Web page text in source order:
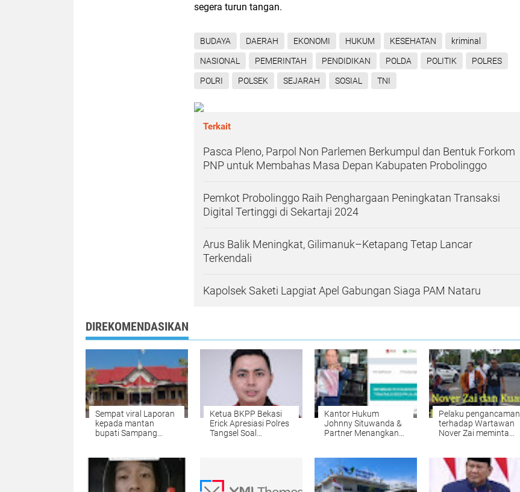
segera turun tangan.
BUDAYA DAERAH EKONOMI HUKUM KESEHATAN kriminal
NASIONAL PEMERINTAH PENDIDIKAN POLDA POLITIK POLRES
POLRI POLSEK SEJARAH SOSIAL TNI
Terkait
Pasca Pleno, Parpol Non Parlemen Berkumpul dan Bentuk Forkom
PNP untuk Membahas Masa Depan Kabupaten Probolinggo
Pemkot Probolinggo Raih Penghargaan Peningkatan Transaksi
Digital Tertinggi di Sekartaji 2024
Arus Balik Meningkat, Gilimanuk–Ketapang Tetap Lancar
Terkendali
Kapolsek Saketi Lapgiat Apel Gabungan Siaga PAM Nataru
DIREKOMENDASIKAN
Sempat viral Laporan
kepada mantan
bupati Sampang
Ketua BKPP Bekasi
Erick Apresiasi Polres
Tangsel Soal
Kantor Hukum
Johnny Situwanda &
Partner Menangkan
Pelaku pengancaman
terhadap Wartawan
Nover Zai meminta
pelaporannya